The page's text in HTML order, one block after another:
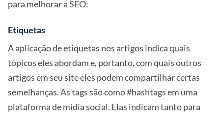
para melhorar a SEO:
Etiquetas
A aplicação de etiquetas nos artigos indica quais
tópicos eles abordam e, portanto, com quais outros
artigos em seu site eles podem compartilhar certas
semelhanças. As tags são como #hashtags em uma
plataforma de mídia social. Elas indicam tanto para